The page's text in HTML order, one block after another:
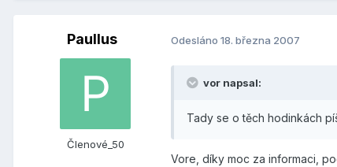
Paullus
Členové_50
Odesláno 18. března 2007
vor napsal:
Tady se o těch hodinkách
Vore, díky moc za informaci,